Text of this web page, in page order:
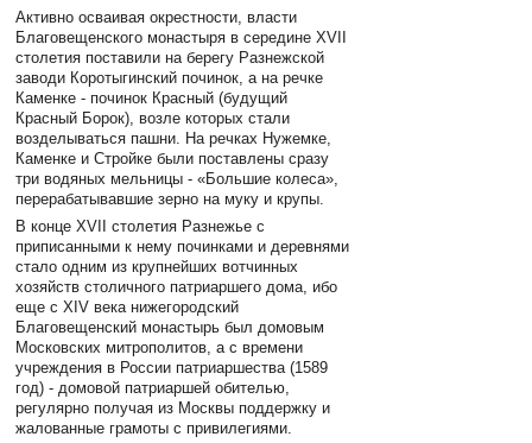
Активно осваивая окрестности, власти
Благовещенского монастыря в середине XVII
столетия поставили на берегу Разнежской
заводи Коротыгинский починок, а на речке
Каменке - починок Красный (будущий
Красный Борок), возле которых стали
возделываться пашни. На речках Нужемке,
Каменке и Стройке были поставлены сразу
три водяных мельницы - «Большие колеса»,
перерабатывавшие зерно на муку и крупы.
В конце XVII столетия Разнежье с
приписанными к нему починками и деревнями
стало одним из крупнейших вотчинных
хозяйств столичного патриаршего дома, ибо
еще с XIV века нижегородский
Благовещенский монастырь был домовым
Московских митрополитов, а с времени
учреждения в России патриаршества (1589
год) - домовой патриаршей обителью,
регулярно получая из Москвы поддержку и
жалованные грамоты с привилегиями.